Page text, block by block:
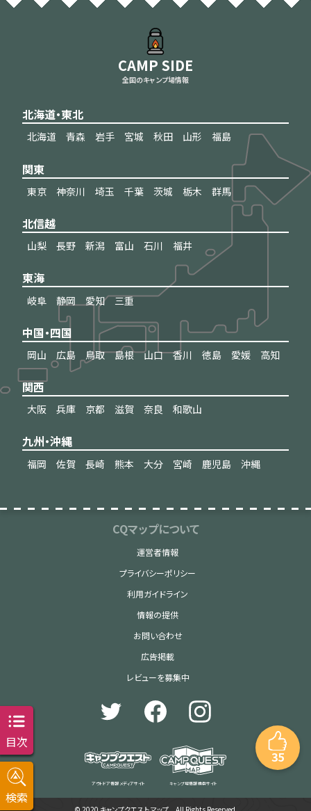
35
CAMP SIDE
全国のキャンプ場情報
北海道・東北
北海道 青森 岩手 宮城 秋田 山形 福島
関東
東京 神奈川 埼玉 千葉 茨城 栃木 群馬
北信越
山梨 長野 新潟 富山 石川 福井
東海
岐阜 静岡 愛知 三重
中国・四国
岡山 広島 鳥取 島根 山口 香川 徳島 愛媛 高知
関西
大阪 兵庫 京都 滋賀 奈良 和歌山
九州・沖縄
福岡 佐賀 長崎 熊本 大分 宮崎 鹿児島 沖縄
CQマップについて
運営者情報
プライバシーポリシー
利用ガイドライン
情報の提供
お問い合わせ
広告掲載
レビューを募集中
アウトドア情報 メディアサイト キャンプ場情報 検索サイト
目次
検索